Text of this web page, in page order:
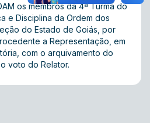
os membros da 4ª Turma do
e Disciplina da Ordem dos
do Estado de Goiás, por
a Representação, em
com o arquivamento do
voto do Relator.